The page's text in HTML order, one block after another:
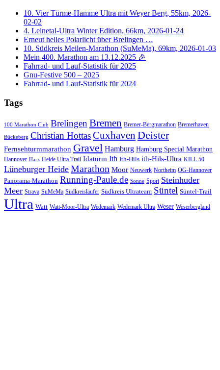
10. Vier Türme-Hamme Ultra mit Weyer Berg, 55km, 2026-
02-02
4. Leinetal-Ultra Winter Edition, 66km, 2026-01-24
Erneut helles Polarlicht über Brelingen …
10. Südkreis Meilen-Marathon (SuMeMa), 69km, 2026-01-03
Mein 400. Marathon am 13.12.2025 🎉
Fahrrad- und Lauf-Statistik für 2025
Gnu-Festive 500 – 2025
Fahrrad- und Lauf-Statistik für 2024
Tags
100 Marathon Club BrelingenBremen Bremer-Bergmarathon Bremerhaven
Bückeberg Christian HottasCuxhaven Deister
Fernsehturmmarathon Gravel Hamburg Hamburg Special Marathon
Hannover Harz Heide Ultra Trail Idaturm Ith Ith-Hils ith-Hils-Ultra KILL 50
Lüneburger Heide Marathon Moor Neuwerk Northeim OG-Hannover
Panorama-Marathon Running-Paule.de Sonne Sport Steinhuder
Meer Strava SuMeMa Südkreisläufer Südkreis Ultrateam Süntel Süntel-Trail
Ultra Watt Watt-Moor-Ultra Wedemark Wedemark Ultra Weser Weserbergland